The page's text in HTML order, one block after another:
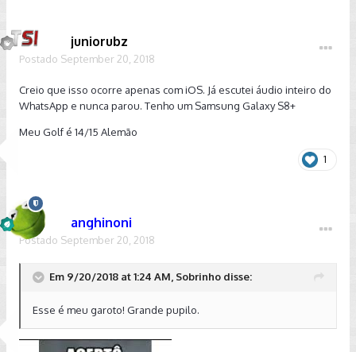
juniorubz
Postado September 20, 2018
Creio que isso ocorre apenas com iOS. Já escutei áudio inteiro do
WhatsApp e nunca parou. Tenho um Samsung Galaxy S8+
Meu Golf é 14/15 Alemão
1
anghinoni
Postado September 20, 2018
Em 9/20/2018 at 1:24 AM, Sobrinho disse:
Esse é meu garoto! Grande pupilo.